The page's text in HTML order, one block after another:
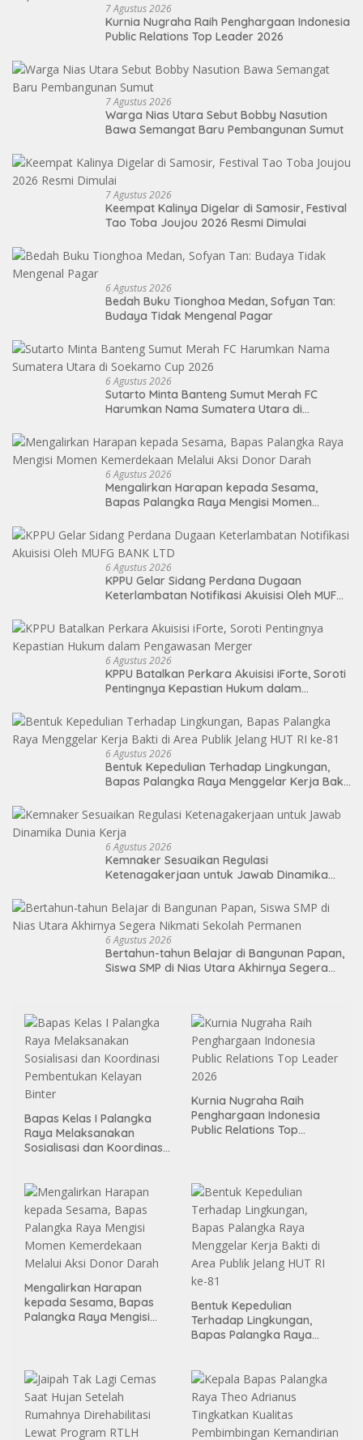
7 Agustus 2026
Kurnia Nugraha Raih Penghargaan Indonesia
Public Relations Top Leader 2026
7 Agustus 2026
Warga Nias Utara Sebut Bobby Nasution
Bawa Semangat Baru Pembangunan Sumut
7 Agustus 2026
Keempat Kalinya Digelar di Samosir, Festival
Tao Toba Joujou 2026 Resmi Dimulai
6 Agustus 2026
Bedah Buku Tionghoa Medan, Sofyan Tan:
Budaya Tidak Mengenal Pagar
6 Agustus 2026
Sutarto Minta Banteng Sumut Merah FC
Harumkan Nama Sumatera Utara di
6 Agustus 2026
Mengalirkan Harapan kepada Sesama,
Bapas Palangka Raya Mengisi Momen
6 Agustus 2026
KPPU Gelar Sidang Perdana Dugaan
Keterlambatan Notifikasi Akuisisi Oleh MUFG
6 Agustus 2026
KPPU Batalkan Perkara Akuisisi iForte, Soroti
Pentingnya Kepastian Hukum dalam
6 Agustus 2026
Bentuk Kepedulian Terhadap Lingkungan,
Bapas Palangka Raya Menggelar Kerja Bakti
6 Agustus 2026
Kemnaker Sesuaikan Regulasi
Ketenagakerjaan untuk Jawab Dinamika
6 Agustus 2026
Bertahun-tahun Belajar di Bangunan Papan,
Siswa SMP di Nias Utara Akhirnya Segera
Bapas Kelas I Palangka
Raya Melaksanakan
Sosialisasi dan Koordinasi
Kurnia Nugraha Raih
Penghargaan Indonesia
Public Relations Top
Mengalirkan Harapan
kepada Sesama, Bapas
Palangka Raya Mengisi
Bentuk Kepedulian
Terhadap Lingkungan,
Bapas Palangka Raya
ke-81